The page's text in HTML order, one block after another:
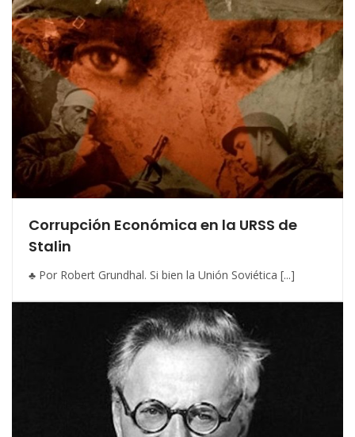
Corrupción Económica en la URSS de
Stalin
♣ Por Robert Grundhal. Si bien la Unión Soviética [...]